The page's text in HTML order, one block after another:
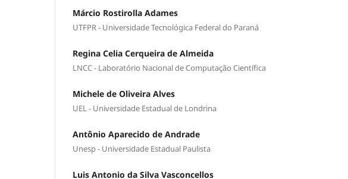
Márcio Rostirolla Adames
UTFPR - Universidade Tecnológica Federal do Paraná
Regina Celia Cerqueira de Almeida
LNCC - Laboratório Nacional de Computação Científica
Michele de Oliveira Alves
UEL - Universidade Estadual de Londrina
Antônio Aparecido de Andrade
Unesp - Universidade Estadual Paulista
Luis Antonio da Silva Vasconcellos